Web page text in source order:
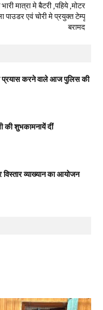
भारी मात्रा मे बैटरी ,पहिये ,मोटर
पाउडर एवं चोरी मे प्रयुक्त टेम्पू
बरामद
प्रयास करने वाले आज पुलिस की
की शुभकामनायें दीं
व्याख्यान का आयोजन